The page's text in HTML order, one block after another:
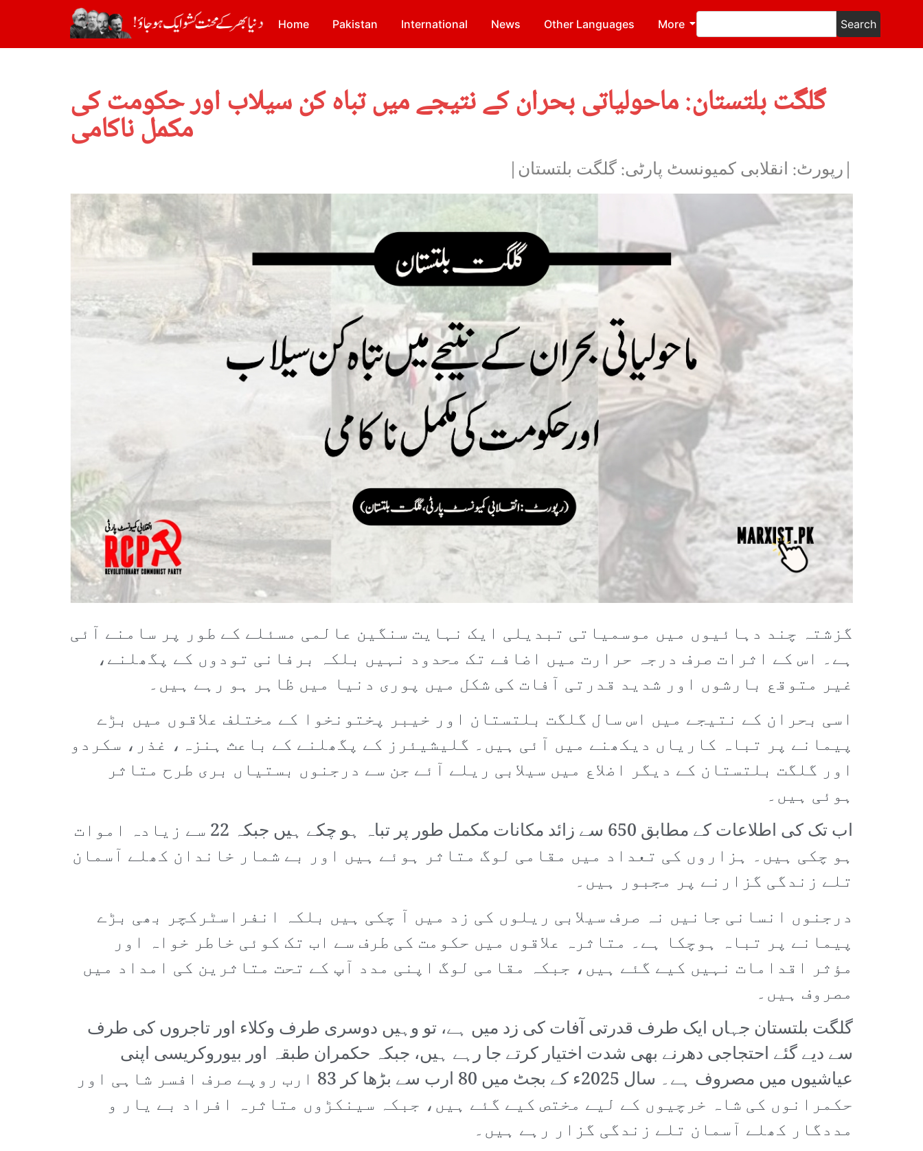
Home Pakistan International News Other Languages More Search
گلگت بلتستان: ماحولیاتی بحران کے نتیجے میں تباہ کن سیلاب اور حکومت کی
مکمل ناکامی
|رپورٹ: انقلابی کمیونسٹ پارٹی: گلگت بلتستان|
گزشتہ چند دہائیوں میں موسمیاتی تبدیلی ایک نہایت سنگین عالمی مسئلے کے طور پر سامنے آئی
ہے۔ اس کے اثرات صرف درجہ حرارت میں اضافے تک محدود نہیں بلکہ برفانی تودوں کے پگھلنے،
غیر متوقع بارشوں اور شدید قدرتی آفات کی شکل میں پوری دنیا میں ظاہر ہو رہے ہیں۔
اسی بحران کے نتیجے میں اس سال گلگت بلتستان اور خیبر پختونخوا کے مختلف علاقوں میں بڑے
پیمانے پر تباہ کاریاں دیکھنے میں آئی ہیں۔ گلیشیئرز کے پگھلنے کے باعث ہنزہ، غذر، سکردو
اور گلگت بلتستان کے دیگر اضلاع میں سیلابی ریلے آئے جن سے درجنوں بستیاں بری طرح متاثر
ہوئی ہیں۔
اب تک کی اطلاعات کے مطابق 650 سے زائد مکانات مکمل طور پر تباہ ہو چکے ہیں جبکہ 22 سے زیادہ اموات
ہو چکی ہیں۔ ہزاروں کی تعداد میں مقامی لوگ متاثر ہوئے ہیں اور بے شمار خاندان کھلے آسمان
تلے زندگی گزارنے پر مجبور ہیں۔
درجنوں انسانی جانیں نہ صرف سیلابی ریلوں کی زد میں آ چکی ہیں بلکہ انفراسٹرکچر بھی بڑے
پیمانے پر تباہ ہوچکا ہے۔ متاثرہ علاقوں میں حکومت کی طرف سے اب تک کوئی خاطر خواہ اور
مؤثر اقدامات نہیں کیے گئے ہیں، جبکہ مقامی لوگ اپنی مدد آپ کے تحت متاثرین کی امداد میں
مصروف ہیں۔
گلگت بلتستان جہاں ایک طرف قدرتی آفات کی زد میں ہے، تو وہیں دوسری طرف وکلاء اور تاجروں کی طرف
سے دیے گئے احتجاجی دھرنے بھی شدت اختیار کرتے جا رہے ہیں، جبکہ حکمران طبقہ اور بیوروکریسی اپنی
عیاشیوں میں مصروف ہے۔ سال 2025ء کے بجٹ میں 80 ارب سے بڑھا کر 83 ارب روپے صرف افسر شاہی اور
حکمرانوں کی شاہ خرچیوں کے لیے مختص کیے گئے ہیں، جبکہ سینکڑوں متاثرہ افراد بے یار و
مددگار کھلے آسمان تلے زندگی گزار رہے ہیں۔